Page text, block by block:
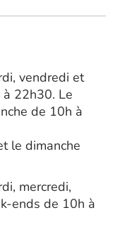
vendredi et
22h30. Le
de 10h à
le dimanche
mercredi,
ends de 10h à